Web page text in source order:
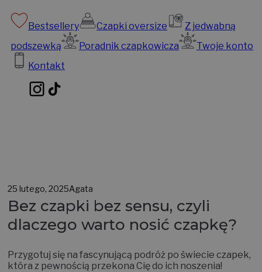
Bestsellery Czapki oversize
Z jedwabną
podszewką
Poradnik czapkowicza
Twoje konto
Kontakt
25 lutego, 2025Agata
Bez czapki bez sensu, czyli
dlaczego warto nosić czapkę?
Przygotuj się na fascynującą podróż po świecie czapek,
która z pewnością przekona Cię do ich noszenia!